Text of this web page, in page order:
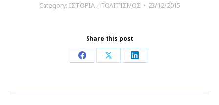
Category: ΙΣΤΟΡΙΑ - ΠΟΛΙΤΙΣΜΟΣ 23/12/2015
Share this post
Share
Facebook
Share
X
Share
LinkedIn